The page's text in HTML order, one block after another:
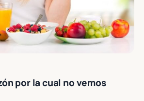
por la cual no vemos